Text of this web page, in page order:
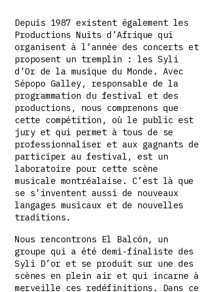
Depuis 1987 existent également les
Productions Nuits d’Afrique qui
organisent à l’année des concerts et
proposent un tremplin : les Syli
d’Or de la musique du Monde. Avec
Sépopo Galley, responsable de la
programmation du festival et des
productions, nous comprenons que
cette compétition, où le public est
jury et qui permet à tous de se
professionnaliser et aux gagnants de
participer au festival, est un
laboratoire pour cette scène
musicale montréalaise. C’est là que
se s’inventent aussi de nouveaux
langages musicaux et de nouvelles
traditions.
Nous rencontrons El Balcón, un
groupe qui a été demi-finaliste des
Syli D’or et se produit sur une des
scènes en plein air et qui incarne à
merveille ces redéfinitions. Dans ce